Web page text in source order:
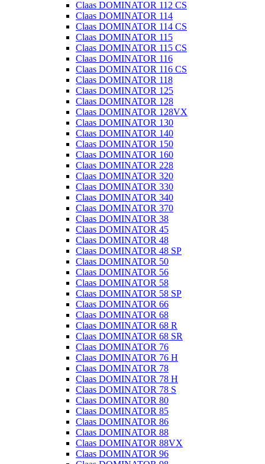
Claas DOMINATOR 112 CS
Claas DOMINATOR 114
Claas DOMINATOR 114 CS
Claas DOMINATOR 115
Claas DOMINATOR 115 CS
Claas DOMINATOR 116
Claas DOMINATOR 116 CS
Claas DOMINATOR 118
Claas DOMINATOR 125
Claas DOMINATOR 128
Claas DOMINATOR 128VX
Claas DOMINATOR 130
Claas DOMINATOR 140
Claas DOMINATOR 150
Claas DOMINATOR 160
Claas DOMINATOR 228
Claas DOMINATOR 320
Claas DOMINATOR 330
Claas DOMINATOR 340
Claas DOMINATOR 370
Claas DOMINATOR 38
Claas DOMINATOR 45
Claas DOMINATOR 48
Claas DOMINATOR 48 SP
Claas DOMINATOR 50
Claas DOMINATOR 56
Claas DOMINATOR 58
Claas DOMINATOR 58 SP
Claas DOMINATOR 66
Claas DOMINATOR 68
Claas DOMINATOR 68 R
Claas DOMINATOR 68 SR
Claas DOMINATOR 76
Claas DOMINATOR 76 H
Claas DOMINATOR 78
Claas DOMINATOR 78 H
Claas DOMINATOR 78 S
Claas DOMINATOR 80
Claas DOMINATOR 85
Claas DOMINATOR 86
Claas DOMINATOR 88
Claas DOMINATOR 88VX
Claas DOMINATOR 96